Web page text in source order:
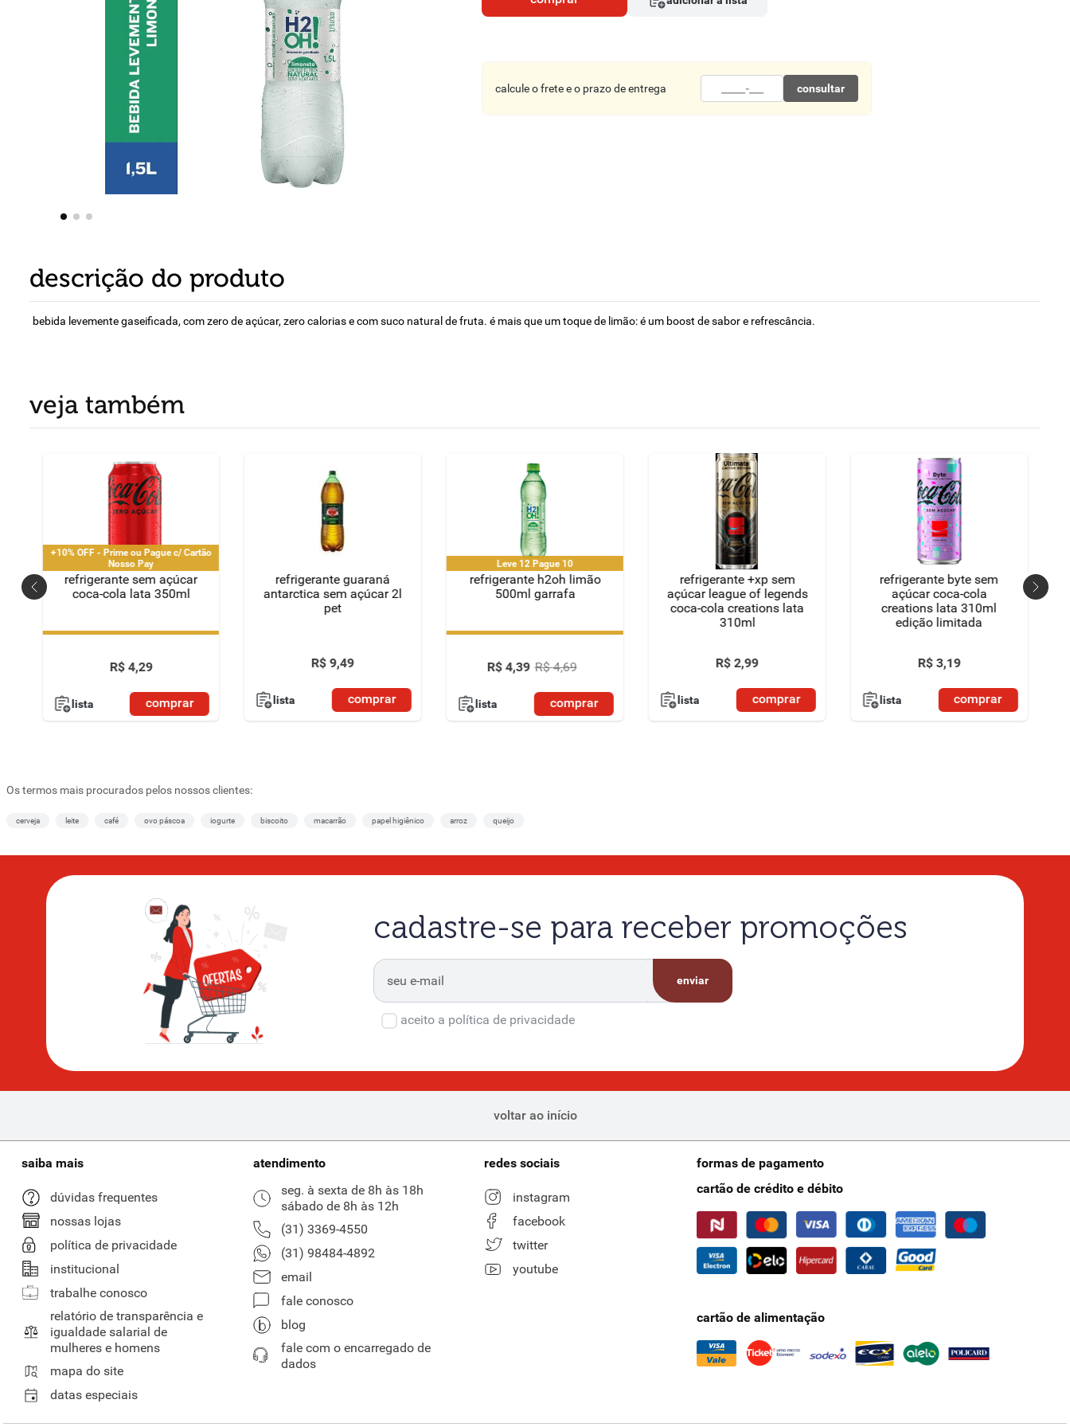
calcule o frete e o prazo de entrega consultar
descrição do produto
bebida levemente gaseificada, com zero de açúcar, zero calorias e com suco natural de fruta. é mais que um toque de limão: é um boost de sabor e refrescância.
veja também
+10% OFF - Prime ou Pague c/ Cartão
Nosso Pay
refrigerante sem açúcar
coca-cola lata 350ml
+10% OFF - Prime ou Pague c/ Cartão
R$ 4,29
lista comprar
refrigerante guaraná
antarctica sem açúcar 2l
pet
R$ 9,49
lista comprar
Leve 12 Pague 10
refrigerante h2oh limão
500ml garrafa
Leve 12 Pague 10
R$ 4,39 R$ 4,69
lista comprar
refrigerante +xp sem
açúcar league of legends
coca-cola creations lata
310ml
R$ 2,99
lista comprar
refrigerante byte sem
açúcar coca-cola
creations lata 310ml
edição limitada
R$ 3,19
lista comprar
Os termos mais procurados pelos nossos clientes:
cerveja leite café ovo páscoa iogurte biscoito macarrão papel higiênico arroz queijo
cadastre-se para receber promoções
enviar
aceito a política de privacidade
voltar ao início
saiba mais
dúvidas frequentes
nossas lojas
política de privacidade
institucional
trabalhe conosco
relatório de transparência e
igualdade salarial de
mulheres e homens
mapa do site
datas especiais
atendimento
seg. à sexta de 8h às 18h
sábado de 8h às 12h
(31) 3369-4550
(31) 98484-4892
email
fale conosco
blog
fale com o encarregado de
dados
redes sociais
instagram
facebook
twitter
youtube
formas de pagamento
cartão de crédito e débito
cartão de alimentação
detergente
chocolate
macarrão